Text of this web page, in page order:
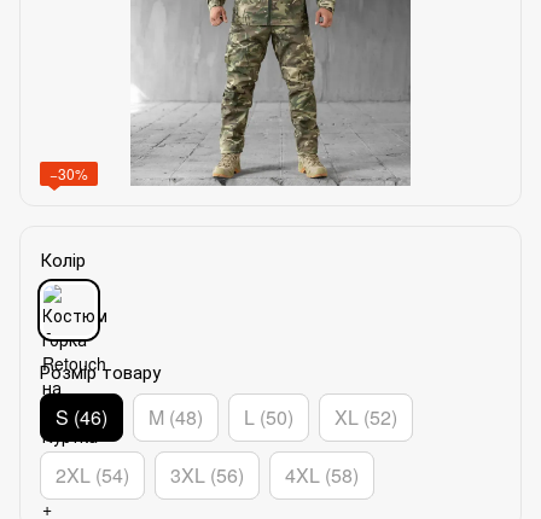
−30%
Колір
Розмір товару
S (46) M (48) L (50) XL (52)
2XL (54) 3XL (56) 4XL (58)